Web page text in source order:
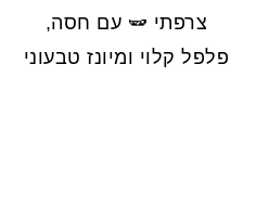
צרפתי 🫛 עם חסה,
פלפל קלוי ומיונז טבעוני